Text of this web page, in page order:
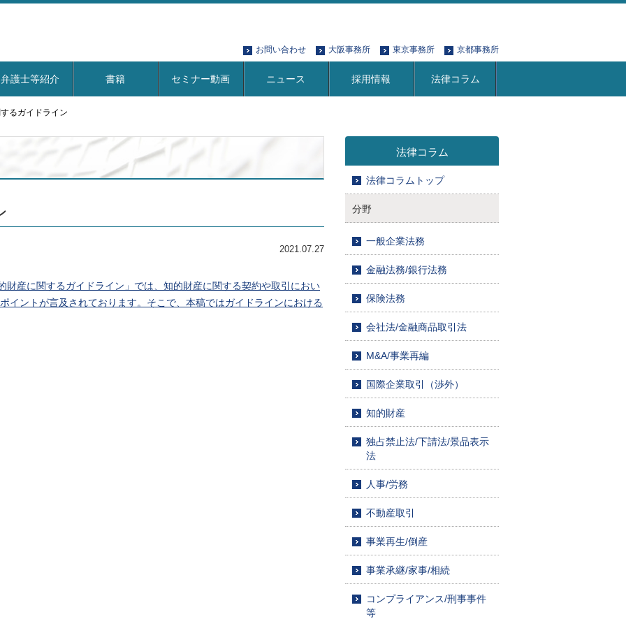
お問い合わせ 大阪事務所 東京事務所 京都事務所
弁護士等紹介 書籍 セミナー動画 ニュース 採用情報 法律コラム
るガイドライン
2021.07.27
財産に関するガイドライン」では、知的財産に関する契約や取引におい
イントが言及されております。そこで、本稿ではガイドラインにおける
法律コラム
法律コラムトップ
分野
一般企業法務
金融法務/銀行法務
保険法務
会社法/金融商品取引法
M&A/事業再編
国際企業取引（渉外）
知的財産
独占禁止法/下請法/景品表示
法
人事/労務
不動産取引
事業再生/倒産
事業承継/家事/相続
コンプライアンス/刑事事件
等